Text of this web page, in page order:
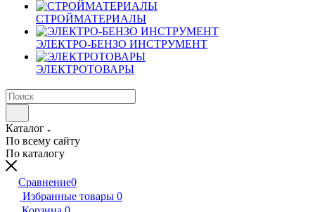
СТРОЙМАТЕРИАЛЫ
ЭЛЕКТРО-БЕНЗО ИНСТРУМЕНТ
ЭЛЕКТРОТОВАРЫ
Каталог
По всему сайту
По каталогу
Сравнение0
Избранные товары 0